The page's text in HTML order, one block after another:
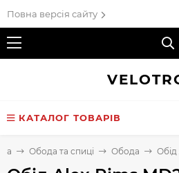
Повна версія сайту
VELO
КАТАЛОГ ТОВАРІВ
Обода та спиці Обода Обід